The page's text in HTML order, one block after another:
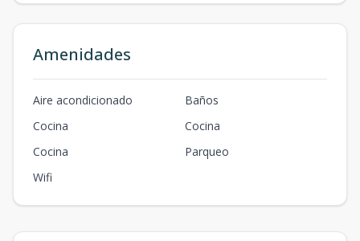
Amenidades
Aire acondicionado
Baños
Cocina
Cocina
Cocina
Parqueo
Wifi